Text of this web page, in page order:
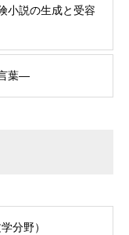
小説の生成と受容
葉—
分野）